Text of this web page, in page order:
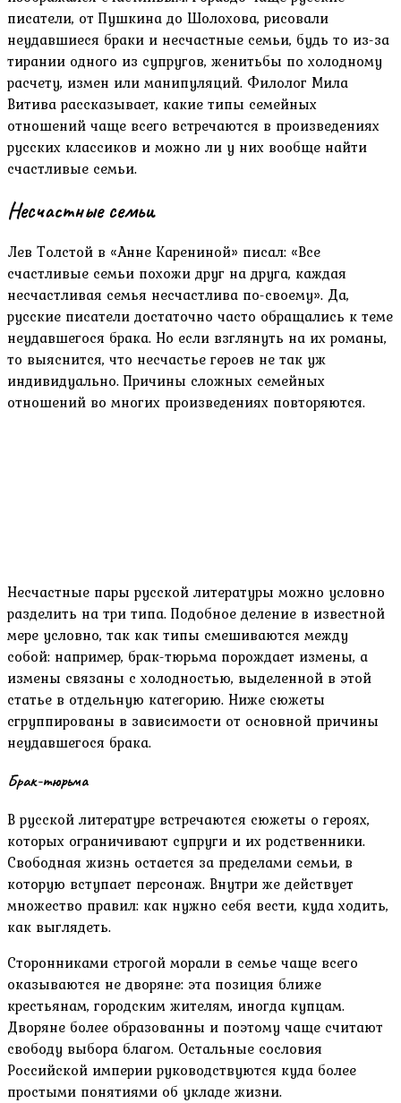
писатели, от Пушкина до Шолохова, рисовали
неудавшиеся браки и несчастные семьи, будь то из-за
тирании одного из супругов, женитьбы по холодному
расчету, измен или манипуляций. Филолог Мила
Витива рассказывает, какие типы семейных
отношений чаще всего встречаются в произведениях
русских классиков и можно ли у них вообще найти
счастливые семьи.
Несчастные семьи
Лев Толстой в «Анне Карениной» писал: «Все
счастливые семьи похожи друг на друга, каждая
несчастливая семья несчастлива по-своему». Да,
русские писатели достаточно часто обращались к теме
неудавшегося брака. Но если взглянуть на их романы,
то выяснится, что несчастье героев не так уж
индивидуально. Причины сложных семейных
отношений во многих произведениях повторяются.
Несчастные пары русской литературы можно условно
разделить на три типа. Подобное деление в известной
мере условно, так как типы смешиваются между
собой: например, брак-тюрьма порождает измены, а
измены связаны с холодностью, выделенной в этой
статье в отдельную категорию. Ниже сюжеты
сгруппированы в зависимости от основной причины
неудавшегося брака.
Брак-тюрьма
В русской литературе встречаются сюжеты о героях,
которых ограничивают супруги и их родственники.
Свободная жизнь остается за пределами семьи, в
которую вступает персонаж. Внутри же действует
множество правил: как нужно себя вести, куда ходить,
как выглядеть.
Сторонниками строгой морали в семье чаще всего
оказываются не дворяне: эта позиция ближе
крестьянам, городским жителям, иногда купцам.
Дворяне более образованны и поэтому чаще считают
свободу выбора благом. Остальные сословия
Российской империи руководствуются куда более
простыми понятиями об укладе жизни.